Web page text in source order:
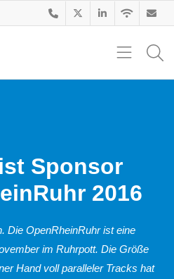
Sponsor
2016
Die OpenRheinRuhr ist eine
im Ruhrpott. Die Größe
Hand voll paralleler Tracks hat